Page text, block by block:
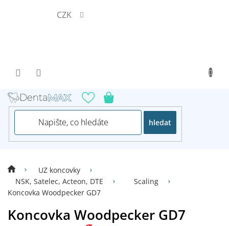
CZK
hledat
UZ koncovky
NSK, Satelec, Acteon, DTE
Scaling
Koncovka Woodpecker GD7
Koncovka Woodpecker GD7